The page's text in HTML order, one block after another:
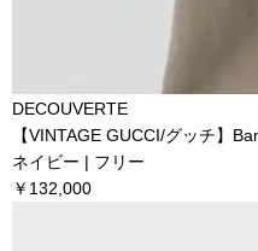
DECOUVERTE
【VINTAGE GUCCI/グッチ】
ネイビー | フリー
￥132,000